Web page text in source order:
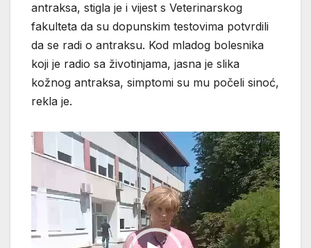
antraksa, stigla je i vijest s Veterinarskog
fakulteta da su dopunskim testovima potvrdili
da se radi o antraksu. Kod mladog bolesnika
koji je radio sa životinjama, jasna je slika
kožnog antraksa, simptomi su mu počeli sinoć,
rekla je.
Reproduktor
videozapisa